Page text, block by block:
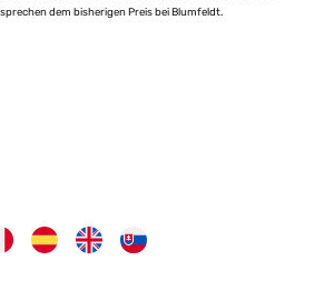
dem bisherigen Preis bei Blumfeldt.